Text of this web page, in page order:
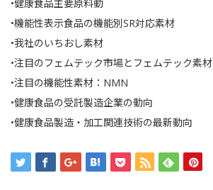
•健康食品主要原料動
•機能性表示食品の機能別SR対応素材
•我社のいちおし素材
•注目のフェムテック市場とフェムテック素材
•注目の機能性素材：NMN
•健康食品の受託製造企業の動向
•健康食品製造・加工関連技術の最新動向